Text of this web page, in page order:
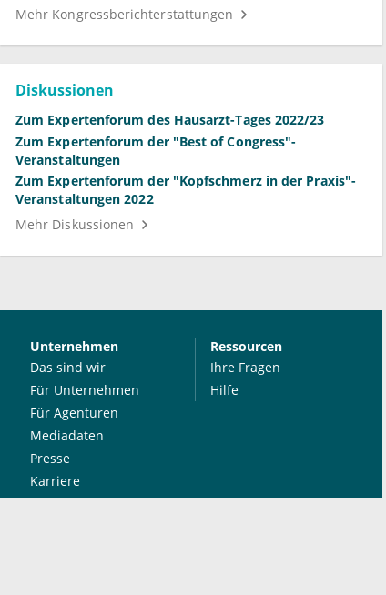
Mehr Kongressberichterstattungen
Diskussionen
Zum Expertenforum des Hausarzt-Tages 2022/23
Zum Expertenforum der "Best of Congress"-
Veranstaltungen
Zum Expertenforum der "Kopfschmerz in der Praxis"-
Veranstaltungen 2022
Mehr Diskussionen
Unternehmen
Das sind wir
Für Unternehmen
Für Agenturen
Mediadaten
Presse
Karriere
Ressourcen
Ihre Fragen
Hilfe